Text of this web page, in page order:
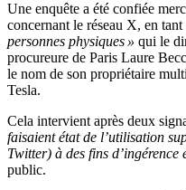
Une enquête a été confiée
concernant le réseau X, en
personnes physiques » qui le
procureure de Paris Laure
le nom de son propriétaire
Tesla.
Cela intervient après deux
faisaient état de l’utilisation
Twitter) à des fins d’ingérence
public.